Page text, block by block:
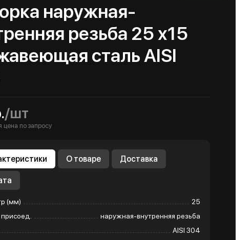
наружная-
резьба 25 х15
сталь AISI
/шт
цена по запросу
О товаре Доставка
(мм)
25
наружная-внутренняя резьба
AISI 304